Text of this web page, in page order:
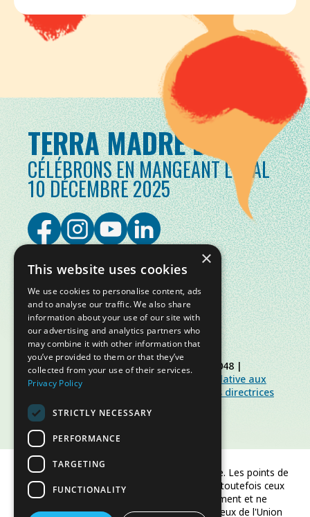
TERRA MADRE DAY
CÉLÉBRONS EN MANGEANT LOCAL
10 DÉCEMBRE 2025
© Slow Food Foundation | C.F. 91019770048 |
Politique de confidentialité
Politique relative aux
cookies
Slow Food Foundation
Lignes directrices
pour l’espace réservé
Financé par l'Union européenne. Les points de
vue et opinions exprimés sont toutefois ceux
de l'auteur/des auteurs uniquement et ne
reflètent pas nécessairement ceux de l'Union
×
This website uses cookies
We use cookies to personalise content, ads
and to analyse our traffic. We also share
information about your use of our site with
our advertising and analytics partners who
may combine it with other information that
you’ve provided to them or that they’ve
collected from your use of their services.
Privacy Policy
STRICTLY NECESSARY
PERFORMANCE
TARGETING
FUNCTIONALITY